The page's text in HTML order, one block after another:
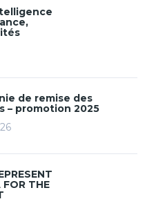
de remise des
– promotion 2025
FOR THE